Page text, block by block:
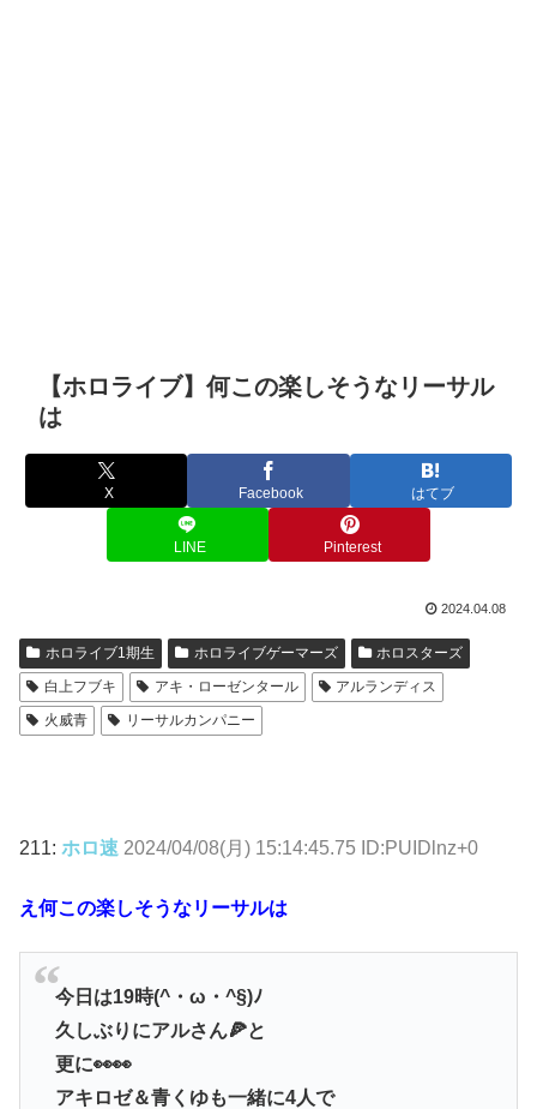
【ホロライブ】何この楽しそうなリーサル
は
X Facebook はてブ
LINE Pinterest
2024.04.08
ホロライブ1期生 ホロライブゲーマーズ
ホロスターズ
白上フブキ
アキ・ローゼンタール
アルランディス
火威青
リーサルカンパニー
211: ホロ速 2024/04/08(月) 15:14:45.75 ID:PUIDlnz+0
え何この楽しそうなリーサルは
今日は19時(^・ω・^§)ﾉ
久しぶりにアルさん🍕と
更に👀👀
アキロゼ＆青くゆも一緒に4人で